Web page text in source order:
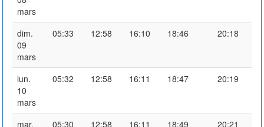
mars
dim.
09
mars
05:33 12:58 16:10 18:46 20:18
lun.
10
mars
05:32 12:58 16:11 18:47 20:19
mar.
05:30 12:58 16:11 18:49 20:21